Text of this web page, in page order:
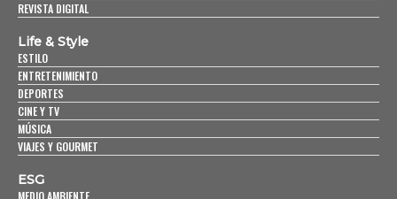
REVISTA DIGITAL
Life & Style
ESTILO
ENTRETENIMIENTO
DEPORTES
CINE Y TV
MÚSICA
VIAJES Y GOURMET
ESG